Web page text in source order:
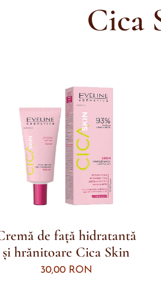
Cica
de față hidratantă
și hrănitoare Cica Skin
30,00RON